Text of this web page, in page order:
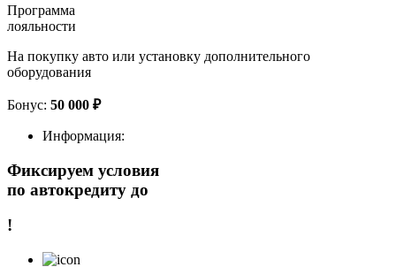
Программа
лояльности
На покупку авто или установку дополнительного
оборудования
Бонус: 50 000 ₽
Информация:
Фиксируем условия
по автокредиту до
!